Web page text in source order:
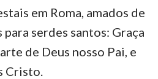
em Roma, amados de
para serdes santos: Graça
de Deus nosso Pai, e
Cristo.